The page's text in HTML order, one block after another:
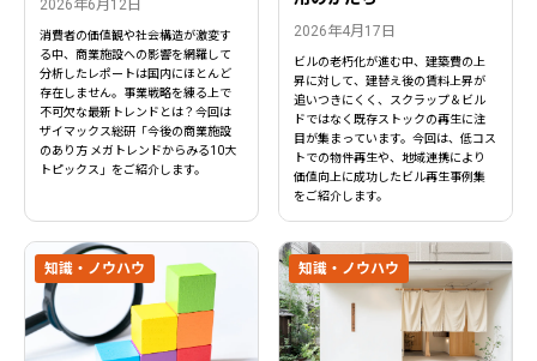
2026年6月12日
消費者の価値観や社会構造が激変す
る中、商業施設への影響を網羅して
分析したレポートは国内にほとんど
存在しません。事業戦略を練る上で
不可欠な最新トレンドとは？今回は
ザイマックス総研「今後の商業施設
のあり方 メガトレンドからみる10大
トピックス」をご紹介します。
2026年4月17日
ビルの老朽化が進む中、建築費の上
昇に対して、建替え後の賃料上昇が
追いつきにくく、スクラップ＆ビル
ドではなく既存ストックの再生に注
目が集まっています。今回は、低コス
トでの物件再生や、地域連携により
価値向上に成功したビル再生事例集
をご紹介します。
知識・ノウハウ 知識・ノウハウ